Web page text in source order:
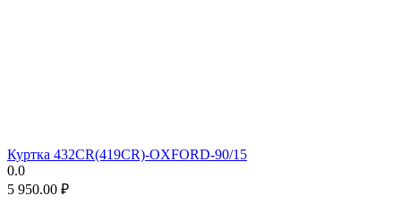
Куртка 432CR(419CR)-OXFORD-90/15
0.0
5 950.00 ₽